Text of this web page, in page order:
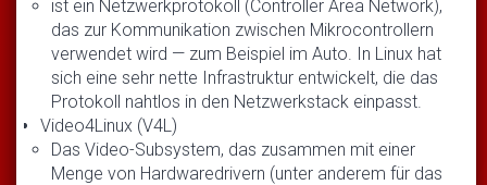
ist ein Netzwerkprotokoll (Controller Area Network),
das zur Kommunikation zwischen Mikrocontrollern
verwendet wird — zum Beispiel im Auto. In Linux hat
sich eine sehr nette Infrastruktur entwickelt, die das
Protokoll nahtlos in den Netzwerkstack einpasst.
Video4Linux (V4L)
Das Video-Subsystem, das zusammen mit einer
Menge von Hardwaredrivern (unter anderem für das